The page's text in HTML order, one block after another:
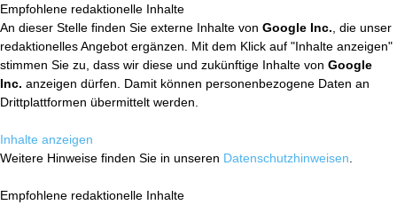
Empfohlene redaktionelle Inhalte
An dieser Stelle finden Sie externe Inhalte von Google Inc. , die unser
redaktionelles Angebot ergänzen. Mit dem Klick auf "Inhalte anzeigen"
stimmen Sie zu, dass wir diese und zukünftige Inhalte von Google
Inc. anzeigen dürfen. Damit können personenbezogene Daten an
Drittplattformen übermittelt werden.
Inhalte anzeigen
Weitere Hinweise finden Sie in unseren Datenschutzhinweisen
Empfohlene redaktionelle Inhalte